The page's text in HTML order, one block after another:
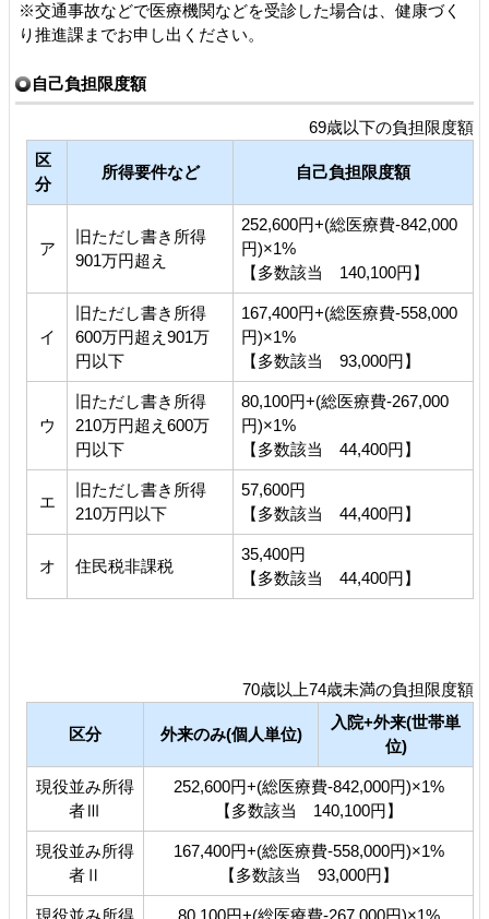
※交通事故などで医療機関などを受診した場合は、健康づく
り推進課までお申し出ください。
自己負担限度額
69歳以下の負担限度額
区
分
所得要件など 自己負担限度額
ア
旧ただし書き所得
901万円超え
252,600円+(総医療費-842,000
円)×1%
【多数該当 140,100円】
イ
旧ただし書き所得
600万円超え901万
円以下
167,400円+(総医療費-558,000
円)×1%
【多数該当 93,000円】
ウ
旧ただし書き所得
210万円超え600万
円以下
80,100円+(総医療費-267,000
円)×1%
【多数該当 44,400円】
エ
旧ただし書き所得
210万円以下
57,600円
【多数該当 44,400円】
オ 住民税非課税
35,400円
【多数該当 44,400円】
70歳以上74歳未満の負担限度額
区分 外来のみ(個人単位)
入院+外来(世帯単
位)
現役並み所得
者Ⅲ
252,600円+(総医療費-842,000円)×1%
【多数該当 140,100円】
現役並み所得
者Ⅱ
167,400円+(総医療費-558,000円)×1%
【多数該当 93,000円】
現役並み所得
80,100円+(総医療費-267,000円)×1%